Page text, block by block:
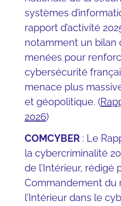
systèmes
rapport d’activité
notamment un bilan
menées pour
cybersécurité
menace plus
et géopolitique. (
2026)
COMCYBER : Le
la cybercriminalité
de l’Intérieur, rédigé
Commandement du
l’Intérieur dans le